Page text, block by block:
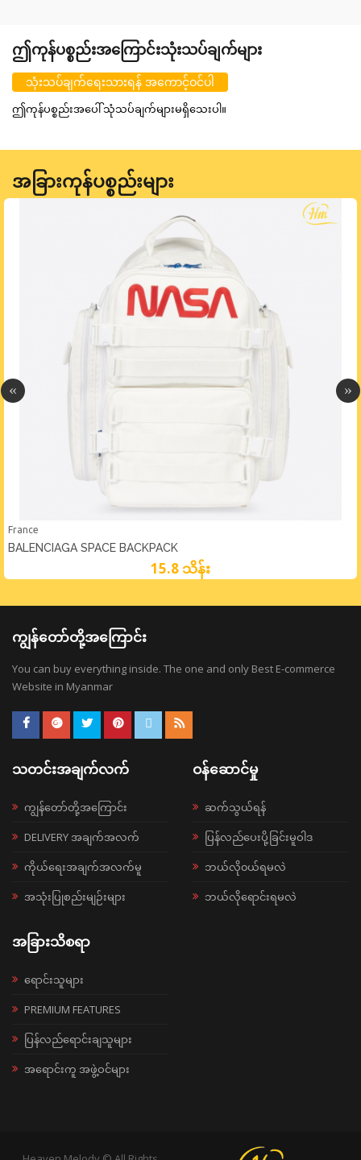
ဤကုန်ပစ္စည်းအကြောင်းသုံးသပ်ချက်များ
သုံးသပ်ချက်ရေးသားရန် အကောင့်ဝင်ပါ
ဤကုန်ပစ္စည်းအပေါ် သုံသပ်ချက်များမရှိသေးပါ။
အခြားကုန်ပစ္စည်းများ
France
BALENCIAGA SPACE BACKPACK
15.8 သိန်း
ကျွန်တော်တို့အကြောင်း
You can buy everything inside. The one and only Best E-commerce
Website in Myanmar
သတင်းအချက်လက်
ကျွန်တော်တို့အကြောင်း
DELIVERY အချက်အလက်
ကိုယ်ရေးအချက်အလက်မူ
အသုံးပြုစည်းမျဉ်းများ
ဝန်ဆောင်မှု
ဆက်သွယ်ရန်
ပြန်လည်ပေးပို့ခြင်းမူဝါဒ
ဘယ်လို၀ယ်ရမလဲ
ဘယ်လိုရောင်းရမလဲ
အခြားသိစရာ
ရောင်းသူများ
PREMIUM FEATURES
ပြန်လည်ရောင်းချသူများ
အရောင်းကူ အဖွဲ့ဝင်များ